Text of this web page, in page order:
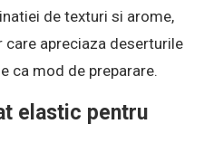
de texturi si arome,
apreciaza deserturile
ca mod de preparare.
elastic pentru